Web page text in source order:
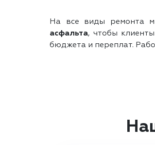
На все виды ремонта
асфальта, чтобы
бюджета и переплат.